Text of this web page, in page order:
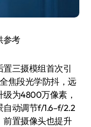
参考
三摄模组首次引
焦段光学防抖，远
为4800万像素，
动调节f/1.6–f/2.2
前置摄像头也提升